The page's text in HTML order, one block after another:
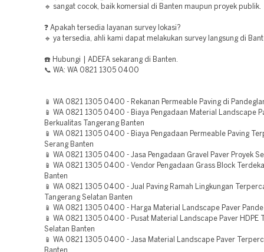
🔹 sangat cocok, baik komersial di Banten maupun proyek publik.
❓ Apakah tersedia layanan survey lokasi?
🔹 ya tersedia, ahli kami dapat melakukan survey langsung di
☎️ Hubungi | ADEFA sekarang di Banten.
📞 WA: WA 0821 1305 0400
📱 WA 0821 1305 0400 - Rekanan Permeable Paving di
📱 WA 0821 1305 0400 - Biaya Pengadaan Material Landscape
Berkualitas Tangerang Banten
📱 WA 0821 1305 0400 - Biaya Pengadaan Permeable Paving
Serang Banten
📱 WA 0821 1305 0400 - Jasa Pengadaan Gravel Paver Proyek
📱 WA 0821 1305 0400 - Vendor Pengadaan Grass Block
Banten
📱 WA 0821 1305 0400 - Jual Paving Ramah Lingkungan
Tangerang Selatan Banten
📱 WA 0821 1305 0400 - Harga Material Landscape Paver
📱 WA 0821 1305 0400 - Pusat Material Landscape Paver HDPE
Selatan Banten
📱 WA 0821 1305 0400 - Jasa Material Landscape Paver
Banten